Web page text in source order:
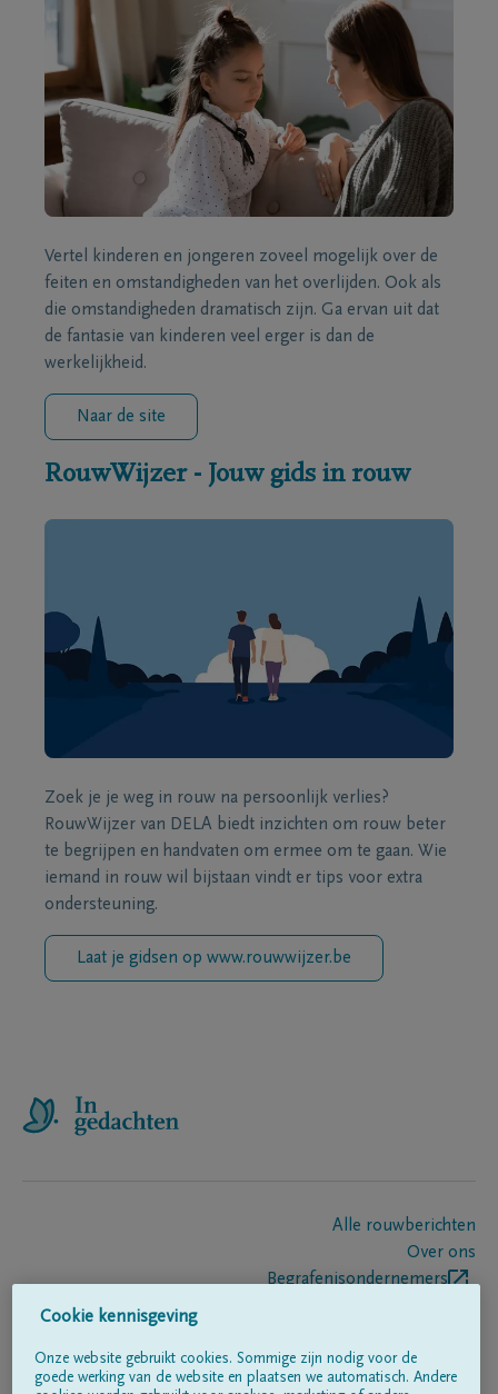
Vertel kinderen en jongeren zoveel mogelijk over de
feiten en omstandigheden van het overlijden. Ook als
die omstandigheden dramatisch zijn. Ga ervan uit dat
de fantasie van kinderen veel erger is dan de
werkelijkheid.
Naar de site
RouwWijzer - Jouw gids in rouw
Zoek je je weg in rouw na persoonlijk verlies?
RouwWijzer van DELA biedt inzichten om rouw beter
te begrijpen en handvaten om ermee om te gaan. Wie
iemand in rouw wil bijstaan vindt er tips voor extra
ondersteuning.
Laat je gidsen op www.rouwwijzer.be
Alle rouwberichten
Over ons
Begrafenisondernemers
Volg ons op
Cookie kennisgeving
Onze website gebruikt cookies. Sommige zijn nodig voor de
goede werking van de website en plaatsen we automatisch. Andere